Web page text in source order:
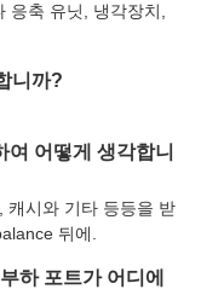
응축 유닛, 냉각장치,
니까?
어떻게 생각합니
캐시와 기타 등등을 받
뒤에.
하 포트가 어디에